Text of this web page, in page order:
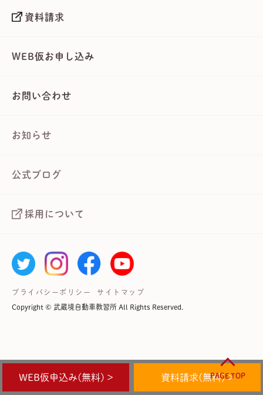
PAGE TOP
WEB仮申込み(無料) > 資料請求(無料) >
資料請求
WEB仮お申し込み
お問い合わせ
お知らせ
公式ブログ
採用について
プライバシーポリシー サイトマップ
Copyright © 武蔵境自動車教習所 All Rights Reserved.